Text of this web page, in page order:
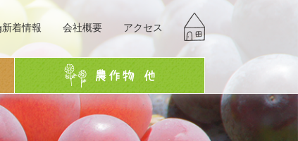
アクセス
会社概要
新着情報